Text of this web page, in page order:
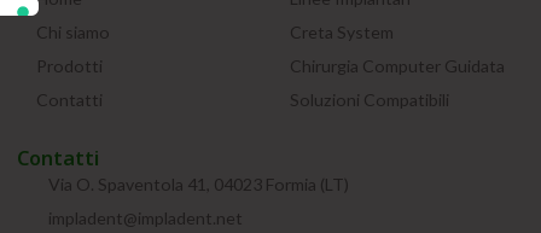
Chi siamo
Prodotti
Contatti
Creta System
Chirurgia Computer Guidata
Soluzioni Compatibili
Contatti
Via O. Spaventola 41, 04023 Formia (LT)
impladent@impladent.net